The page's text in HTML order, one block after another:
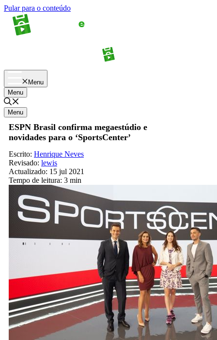
Pular para o conteúdo
Menu
Menu
Menu
ESPN Brasil confirma megaestúdio e
novidades para o ‘SportsCenter’
Escrito: Henrique Neves
Revisado: lewis
Actualizado: 15 jul 2021
Tempo de leitura: 3 min